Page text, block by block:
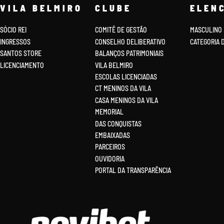
VILA BELMIRO
SÓCIO REI
INGRESSOS
SANTOS STORE
LICENCIAMENTO
CLUBE
COMITÊ DE GESTÃO
CONSELHO DELIBERATIVO
BALANÇOS PATRIMONIAIS
VILA BELMIRO
ESCOLAS LICENCIADAS
CT MENINOS DA VILA
CASA MENINOS DA VILA
MEMORIAL
DAS CONQUISTAS
EMBAIXADAS
PARCEIROS
OUVIDORIA
PORTAL DA TRANSPARÊNCIA
MASCULINO
CATEGORIA